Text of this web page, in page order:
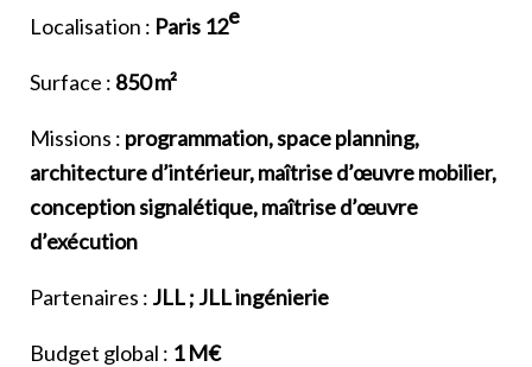
Localisation : Paris 12e
Surface : 850 m²
Missions : programmation, space planning,
architecture d’intérieur, maîtrise d’œuvre mobilier,
conception signalétique, maîtrise d’œuvre
d’exécution
Partenaires : JLL ; JLL ingénierie
Budget global : 1 M€